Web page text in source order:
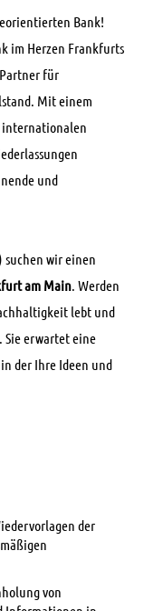
Bank!
im Herzen Frankfurts
für
Mit einem
internationalen
und
suchen wir einen
am Main. Werden
lebt und
erwartet eine
der Ihre Ideen und
der
von